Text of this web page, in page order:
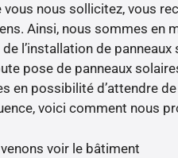
vous nous sollicitez, vous
Ainsi, nous sommes en
de l’installation de
pose de panneaux
en possibilité d’attendre
voici comment nous
voir le bâtiment